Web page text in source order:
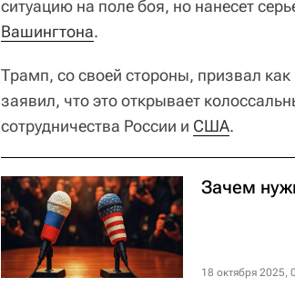
ситуацию на поле боя, но нанесет
Вашингтона.
Трамп, со своей стороны, призвал
заявил, что это открывает
сотрудничества России и США.
Зачем
18 октября 2025,